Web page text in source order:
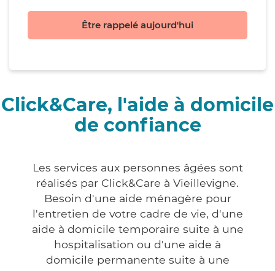
Être rappelé aujourd'hui
Click&Care, l'aide à domicile
de confiance
Les services aux personnes âgées sont
réalisés par Click&Care à Vieillevigne.
Besoin d'une aide ménagère pour
l'entretien de votre cadre de vie, d'une
aide à domicile temporaire suite à une
hospitalisation ou d'une aide à
domicile permanente suite à une